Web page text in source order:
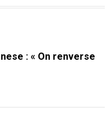
: « On renverse